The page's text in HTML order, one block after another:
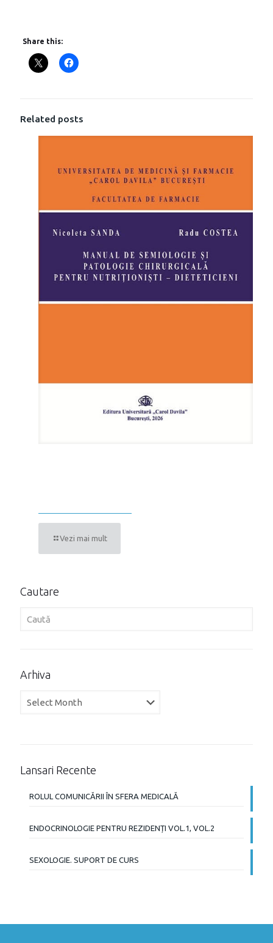
Share this:
Related posts
Vezi mai mult
Cautare
Arhiva
Arhiva
Lansari Recente
ROLUL COMUNICĂRII ÎN SFERA MEDICALĂ
ENDOCRINOLOGIE PENTRU REZIDENȚI VOL.1, VOL.2
SEXOLOGIE. SUPORT DE CURS